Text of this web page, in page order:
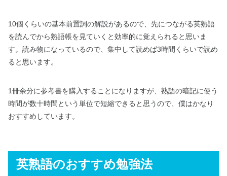
10個くらいの基本前置詞の解説があるので、先につながる英熟語
を読んでから熟語帳を見ていくと効率的に覚えられると思いま
す。読み物になっているので、集中して読めば3時間くらいで読め
ると思います。
1冊余分に参考書を購入することになりますが、熟語の暗記に使う
時間が数十時間という単位で短縮できると思うので、僕はかなり
おすすめしています。
英熟語のおすすめ勉強法